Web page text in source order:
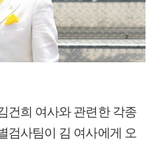
건희 여사와 관련한 각종
검사팀이 김 여사에게 오